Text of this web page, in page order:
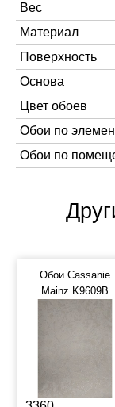
Вес
Материал
Поверхность
Основа
Цвет обоев
Обои по
Обои по
Обои Cassanie
Mainz K9609B